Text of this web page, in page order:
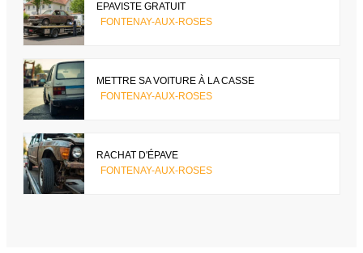
EPAVISTE GRATUIT
FONTENAY-AUX-ROSES
METTRE SA VOITURE À LA CASSE
FONTENAY-AUX-ROSES
RACHAT D'ÉPAVE
FONTENAY-AUX-ROSES